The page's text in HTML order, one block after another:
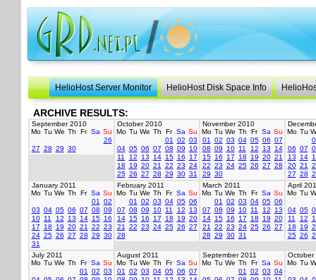
HelioHost Server Monitor HelioHost Disk Space Info
ARCHIVE RESULTS:
September 2010
Mo Tu We Th Fr Sa Su
26
27 28 29 30
October 2010
Mo Tu We Th Fr Sa Su
01
02 03
04 05 06 07 08 09
10
11
12 13 14 15 16
17
18
19 20 21 22 23 24
25 26 27 28 29 30 31
November 2010
Mo Tu We Th Fr Sa Su
01
02 03 04 05 06 07
08 09 10 11 12 13
14
15 16 17 18 19 20 21
22 23 24 25 26 27 28
29 30
Mo Tu
06 07
13
14
20 21
27 28
January 2011
Mo Tu We Th Fr Sa Su
01
02
03 04 05 06 07 08 09
10 11 12 13 14 15 16
17
18 19 20 21 22 23
24 25 26 27 28 29 30
31
February 2011
Mo Tu We Th Fr Sa Su
01
02 03 04 05 06
07 08 09 10 11 12
13
14 15 16 17 18 19 20
21
22 23 24 25 26 27
28
March 2011
Mo Tu We Th Fr Sa Su
01
02 03 04 05 06
07 08 09 10 11 12
13
14 15 16 17 18 19 20
21
22 23 24 25 26 27
28 29 30 31
April
Mo Tu
04 05
11
12
18
19
25 26
July 2011
Mo Tu We Th Fr Sa Su
01
02 03
August 2011
Mo Tu We Th Fr Sa Su
01
02 03 04 05 06 07
September 2011
Mo Tu We Th Fr Sa Su
01
02 03 04
October
Mo Tu